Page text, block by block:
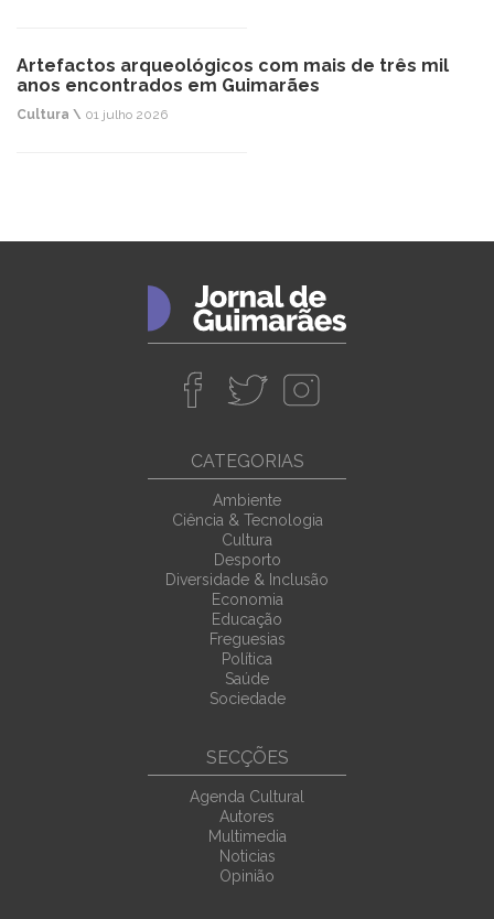
Artefactos arqueológicos com mais de três mil
anos encontrados em Guimarães
Cultura \ 01 julho 2026
CATEGORIAS
Ambiente
Ciência & Tecnologia
Cultura
Desporto
Diversidade & Inclusão
Economia
Educação
Freguesias
Política
Saúde
Sociedade
SECÇÕES
Agenda Cultural
Autores
Multimedia
Noticias
Opinião